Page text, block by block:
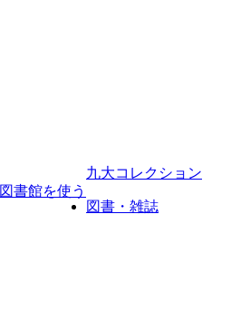
図書館を使う
九大コレクション
図書・雑誌